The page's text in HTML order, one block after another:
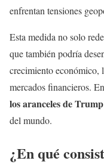
enfrentan tensiones
Esta medida no solo
que también podría
crecimiento económico,
mercados financieros.
los aranceles de Trump
del mundo.
¿En qué